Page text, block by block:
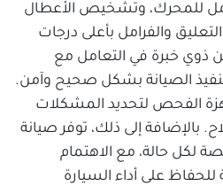
للمحرك، وتشخيص الأعطال
والفرامل بأعلى درجات
ذوي خبرة في التعامل مع
الصيانة بشكل صحيح وآمن.
الفحص لتحديد المشكلات
بالإضافة إلى ذلك، توفر صيانة
لكل حالة، مع الاهتمام
على أداء السيارة